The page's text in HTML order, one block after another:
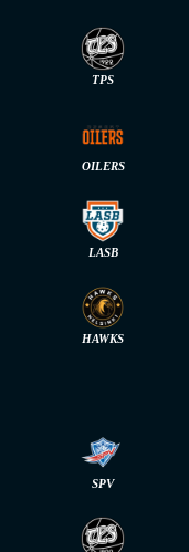
TPS
OILERS
LASB
HAWKS
SPV